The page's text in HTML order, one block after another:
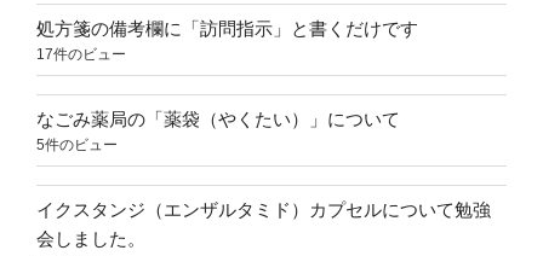
処方箋の備考欄に「訪問指示」と書くだけです
17件のビュー
なごみ薬局の「薬袋（やくたい）」について
5件のビュー
イクスタンジ（エンザルタミド）カプセルについて勉強
会しました。